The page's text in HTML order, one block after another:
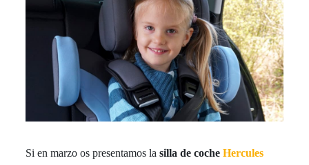
Si en marzo os presentamos lasilla de coche Hercules